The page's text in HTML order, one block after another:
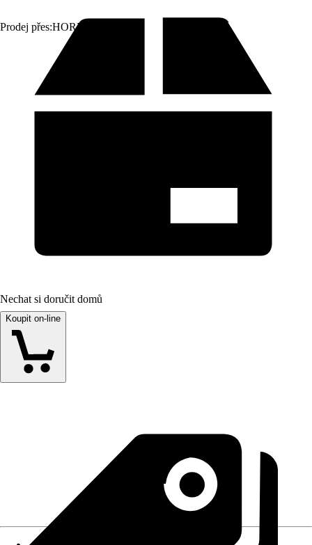
Prodej přes:HORNBACH
Nechat si doručit domů
Koupit on-line